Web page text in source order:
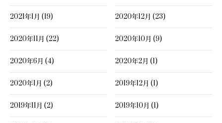
2021年1月 (19) 2020年12月 (23)
2020年11月 (22) 2020年10月 (9)
2020年6月 (4) 2020年2月 (1)
2020年1月 (2) 2019年12月 (1)
2019年11月 (2) 2019年10月 (1)